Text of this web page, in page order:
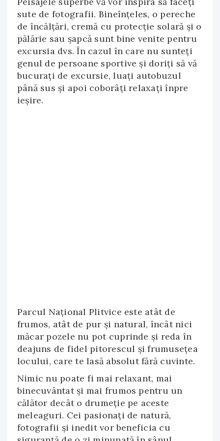
sute de fotografii. Bineînțeles, o pereche
de încălțări, cremă cu protecție solară și o
pălărie sau șapcă sunt bine venite pentru
excursia dvs. În cazul în care nu sunteți
genul de persoane sportive și doriți să vă
bucurați de excursie, luați autobuzul
până sus și apoi coborâți relaxați înpre
ieșire.
Parcul Național Plitvice este atât de
frumos, atât de pur şi natural, încât nici
măcar pozele nu pot cuprinde şi reda în
deajuns de fidel pitorescul şi frumuseţea
locului, care te lasă absolut fără cuvinte.
Nimic nu poate fi mai relaxant, mai
binecuvântat şi mai frumos pentru un
călător decât o drumeţie pe aceste
meleaguri. Cei pasionaţi de natură,
fotografii şi inedit vor beneficia cu